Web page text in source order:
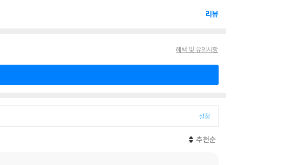
리뷰
혜택 및 유의사항
설정
추천순